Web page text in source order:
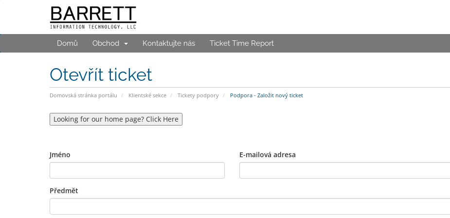
Domů Obchod Kontaktujte nás Ticket Time Report
Otevřít ticket
Domovská stránka portálu Klientské sekce Tickety podpory Podpora - Založit nový ticket
Looking for our home page? Click Here
Jméno E-mailová adresa
Předmět